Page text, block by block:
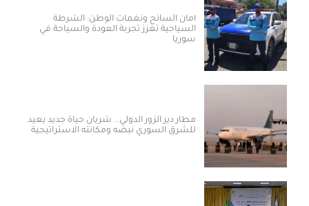
أمان السائح ونغمات الوطن: الشرطة
السياحية تعزز تجربة العودة والسياحة في
سوريا
مطار دير الزور الدولي.. شريان حياة جديد يعيد
للشرق السوري نبضه ومكانته الاستراتيجية